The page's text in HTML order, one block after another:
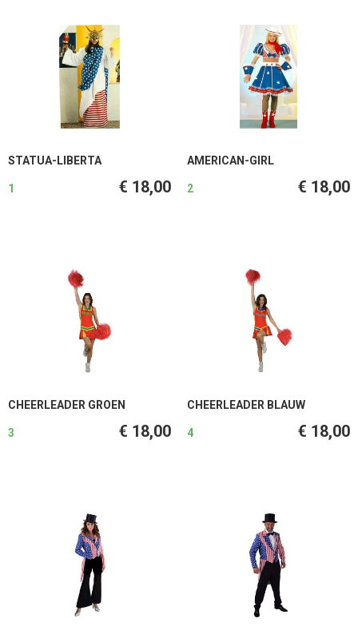
STATUA-LIBERTA
1 € 18,00
AMERICAN-GIRL
2 € 18,00
CHEERLEADER GROEN
3 € 18,00
CHEERLEADER BLAUW
4 € 18,00